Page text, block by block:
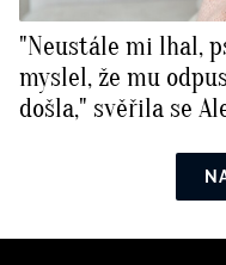
"Neustále mi lhal,
myslel, že mu
došla," svěřila se